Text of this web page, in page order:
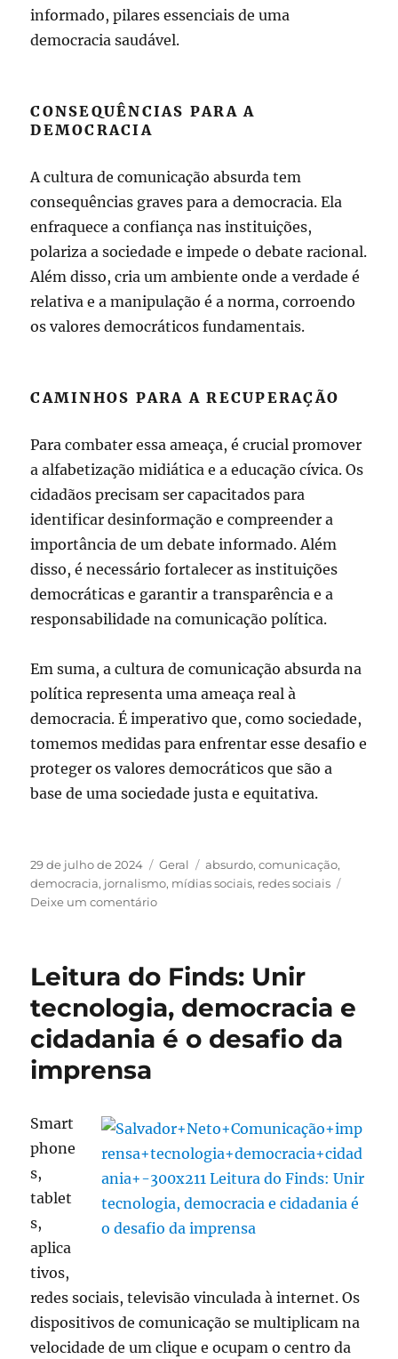
informado, pilares essenciais de uma
democracia saudável.
CONSEQUÊNCIAS PARA A
DEMOCRACIA
A cultura de comunicação absurda tem
consequências graves para a democracia. Ela
enfraquece a confiança nas instituições,
polariza a sociedade e impede o debate racional.
Além disso, cria um ambiente onde a verdade é
relativa e a manipulação é a norma, corroendo
os valores democráticos fundamentais.
CAMINHOS PARA A RECUPERAÇÃO
Para combater essa ameaça, é crucial promover
a alfabetização midiática e a educação cívica. Os
cidadãos precisam ser capacitados para
identificar desinformação e compreender a
importância de um debate informado. Além
disso, é necessário fortalecer as instituições
democráticas e garantir a transparência e a
responsabilidade na comunicação política.
Em suma, a cultura de comunicação absurda na
política representa uma ameaça real à
democracia. É imperativo que, como sociedade,
tomemos medidas para enfrentar esse desafio e
proteger os valores democráticos que são a
base de uma sociedade justa e equitativa.
Publicado
em
29 de julho de 2024 Categorias
Geral Tags
absurdo,comunicação,
democracia, jornalismo, mídias sociais, redes sociais
Deixe um comentárioem
comunicação
na
política:
Uma
Leitura do Finds: Unir
tecnologia, democracia e
cidadania é o desafio da
imprensa
Smart
phone
s,
tablet
s,
aplica
tivos,
redes sociais, televisão vinculada à internet. Os
dispositivos de comunicação se multiplicam na
velocidade de um clique e ocupam o centro da